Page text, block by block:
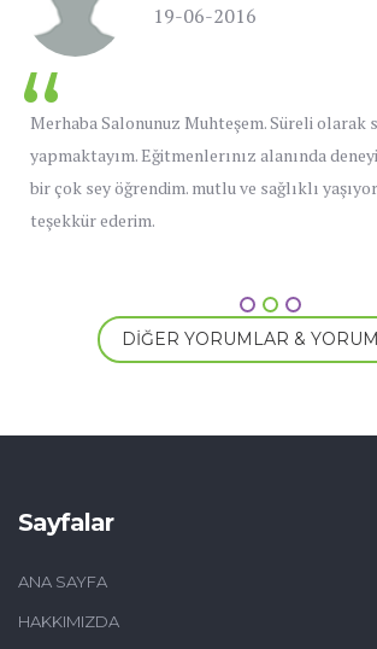
19-06-2016
Merhaba Salonunuz Muhteşem. Süreli olarak
yapmaktayım. Eğitmenlerınız alanında
bir çok sey öğrendim. mutlu ve sağlıklı
teşekkür ederim.
DİĞER YORUMLAR &
Sayfalar
ANA SAYFA
HAKKIMIZDA